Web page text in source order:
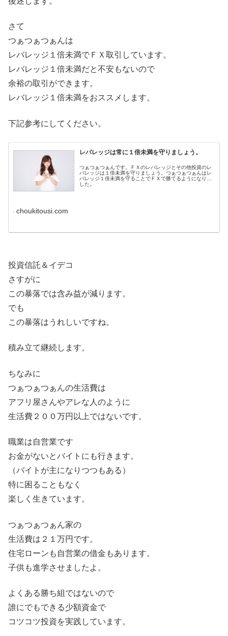
さて
つぁつぁつぁんは
レバレッジ１倍未満でＦＸ取引しています。
レバレッジ１倍未満だと不安もないので
余裕の取引ができます。
レバレッジ１倍未満をおススメします。
下記参考にしてください。
レバレッジは常に１倍未満を守りましょう。
つぁつぁつぁんです。ＦＸのレバレッジとその他投資のレ
バレッジは１倍未満を守りましょう。つぁつぁつぁんはレ
バレッジ１倍未満を守ることでＦＸで勝てるようになりま
した。
choukitousi.com
投資信託＆イデコ
さすがに
この暴落では含み益が減ります。
でも
この暴落はうれしいですね。
積み立て継続します。
ちなみに
つぁつぁつぁんの生活費は
アフリ屋さんやアレな人のように
生活費２００万円以上ではないです。
職業は自営業です
お金がないとバイトにも行きます。
（バイトが主になりつつもある）
特に困ることもなく
楽しく生きています。
つぁつぁつぁん家の
生活費は２１万円です。
住宅ローンも自営業の借金もあります。
子供も進学させましたよ。
よくある勝ち組ではないので
誰にでもできる少額資金で
コツコツ投資を実践しています。